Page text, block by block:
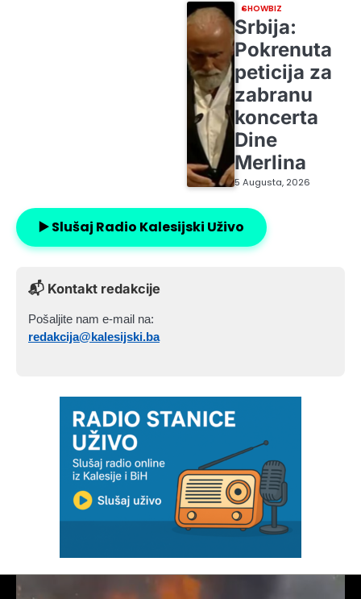
SHOWBIZ
Srbija:
Pokrenuta
peticija za
zabranu
koncerta
Dine
Merlina
5 Augusta, 2026
▶️ Slušaj Radio Kalesijski Uživo
📬 Kontakt redakcije
Pošaljite nam e-mail na:
redakcija@kalesijski.ba